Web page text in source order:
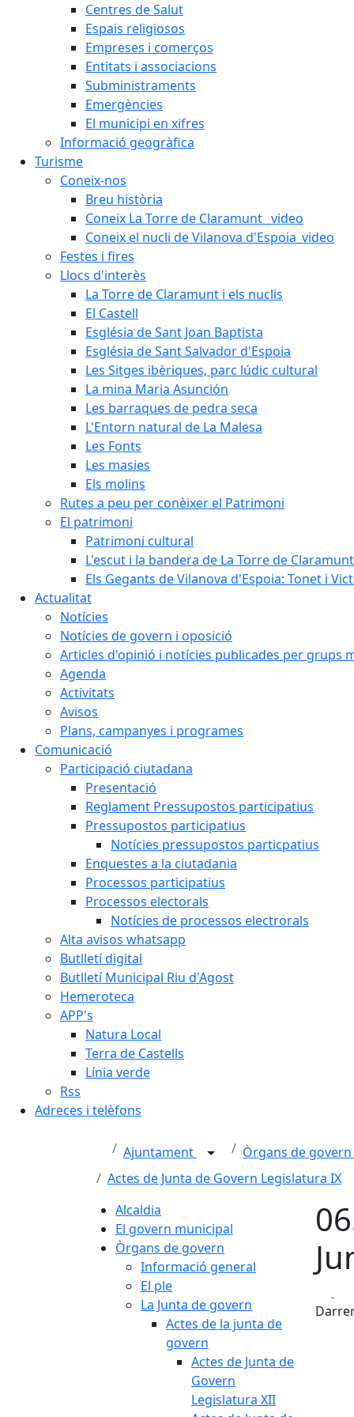
Centres de Salut
Espais religiosos
Empreses i comerços
Entitats i associacions
Subministraments
Emergències
El municipi en xifres
Informació geogràfica
Turisme
Coneix-nos
Breu història
Coneix La Torre de Claramunt _video
Coneix el nucli de Vilanova d'Espoia_video
Festes i fires
Llocs d'interès
La Torre de Claramunt i els nuclis
El Castell
Església de Sant Joan Baptista
Església de Sant Salvador d'Espoia
Les Sitges ibèriques, parc lúdic cultural
La mina Maria Asunción
Les barraques de pedra seca
L'Entorn natural de La Malesa
Les Fonts
Les masies
Els molins
Rutes a peu per conèixer el Patrimoni
El patrimoni
Patrimoni cultural
L'escut i la bandera de La Torre de Claramunt
Els Gegants de Vilanova d'Espoia: Tonet i
Actualitat
Notícies
Notícies de govern i oposició
Articles d'opinió i notícies publicades per grups
Agenda
Activitats
Avisos
Plans, campanyes i programes
Comunicació
Participació ciutadana
Presentació
Reglament Pressupostos participatius
Pressupostos participatius
Notícies pressupostos particpatius
Enquestes a la ciutadania
Processos participatius
Processos electorals
Notícies de processos electrorals
Alta avisos whatsapp
Butlletí digital
Butlletí Municipal Riu d'Agost
Hemeroteca
APP's
Natura Local
Terra de Castells
Línia verde
Rss
Adreces i telèfons
Ajuntament Òrgans de govern
Actes de Junta de Govern Legislatura IX
Alcaldia
El govern municipal
Òrgans de govern
Informació general
El ple
La Junta de govern
Actes de la junta de
govern
Actes de Junta de
Govern
Legislatura XII